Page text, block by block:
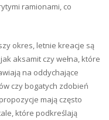
ramionami, co
okres, letnie kreacje są
aksamit czy wełna, które
na oddychające
czy bogatych zdobień
mają często
które podkreślają